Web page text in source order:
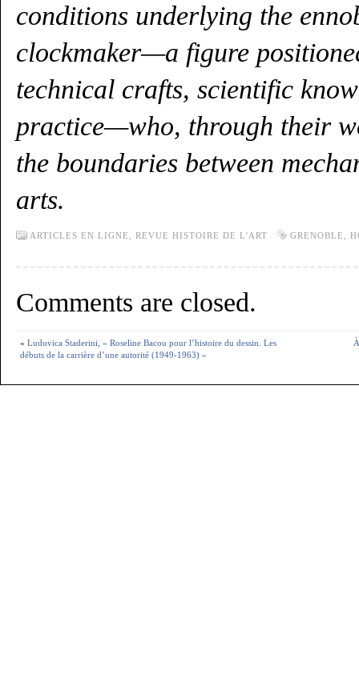
conditions underlying the
clockmaker—a figure
technical crafts, scientific
practice—who, through their
the boundaries between
arts.
ARTICLES EN LIGNE, REVUE HISTOIRE DE L'ART GRENOBLE
Comments are closed.
« Ludovica Staderini, « Roseline Bacou pour l’histoire du dessin. Les
débuts de la carrière d’une autorité (1949-1963) »